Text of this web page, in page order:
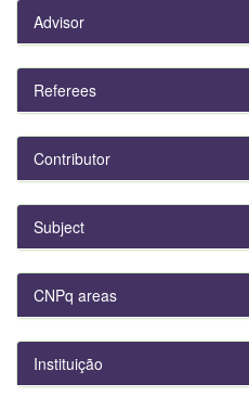
Advisor
Referees
Contributor
Subject
CNPq areas
Instituição